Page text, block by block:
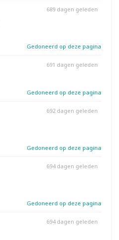
689 dagen geleden
Gedoneerd op deze pagina
691 dagen geleden
Gedoneerd op deze pagina
692 dagen geleden
Gedoneerd op deze pagina
694 dagen geleden
Gedoneerd op deze pagina
694 dagen geleden